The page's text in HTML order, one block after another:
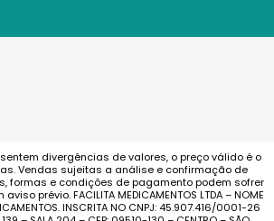
divergências de valores, o preço válido é o
Vendas sujeitas a análise e confirmação de
formas e condições de pagamento podem sofrer
prévio. FACILITA MEDICAMENTOS LTDA – NOME
INSCRITA NO CNPJ: 45.907.416/0001-26